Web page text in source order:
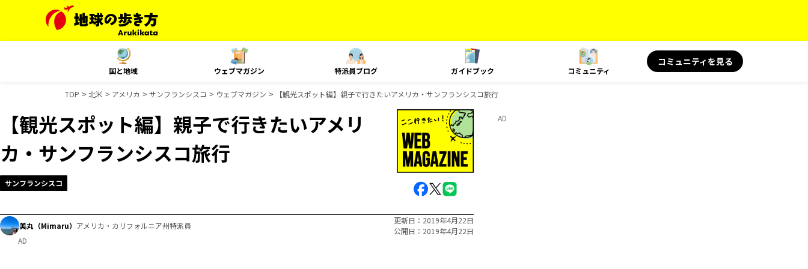
国と地域 ウェブマガジン 特派員ブログ ガイドブック コミュニティ
コミュニティを見る
TOP 北米 アメリカ サンフランシスコ ウェブマガジン 【観光スポット編】親子で行きたいアメリカ・サンフランシスコ旅行
【観光スポット編】親子で行きたいアメリ
カ・サンフランシスコ旅行
サンフランシスコ
美丸（Mimaru） アメリカ・カリフォルニア州特派員
更新日
2019年4月22日
公開日
2019年4月22日
AD
AD